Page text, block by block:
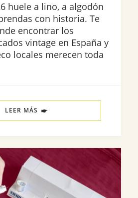
huele a lino, a algodón
con historia. Te
encontrar los
vintage en España y
locales merecen toda
LEER MÁS